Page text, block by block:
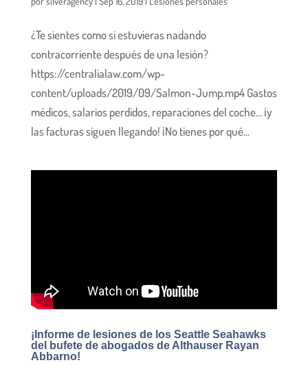
¿Te sientes como si estuvieras nadando
contracorriente después de una lesión?
https://centralialaw.com/wp-
content/uploads/2019/09/Salmon-Jump.mp4 Gastos
médicos, salarios perdidos, reparaciones del coche… ¡y
las facturas siguen llegando! ¡No tienes por qué...
¡Informe de lesiones de los Seattle Seahawks
del bufete de abogados de Althauser Rayan
Abbarno!